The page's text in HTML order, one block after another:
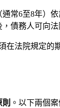
常6至8年）
債務人可向
在法院規定的
。以下兩個